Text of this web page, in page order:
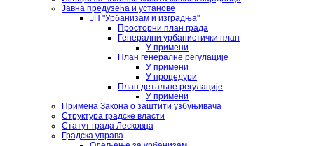
Јавна предузећа и установе
ЈП "Урбанизам и изградња"
Просторни план града
Генерални урбанистички план
У примени
План генералне регулације
У примени
У процедури
План детаљне регулације
У примени
Примена Закона о заштити узбуњивача
Структура градске власти
Статут града Лесковца
Градска управа